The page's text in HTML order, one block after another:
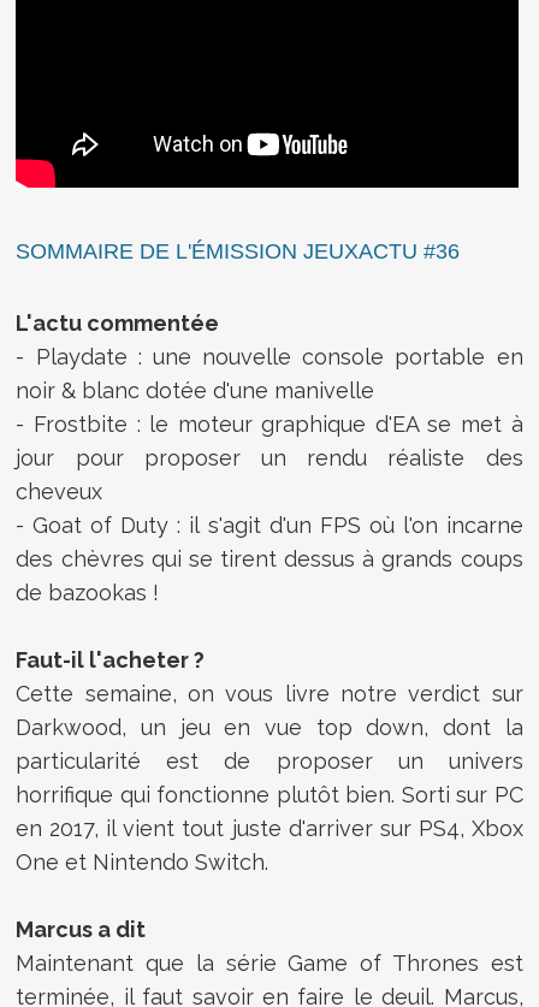
SOMMAIRE DE L'ÉMISSION JEUXACTU #36
L'actu commentée
- Playdate : une nouvelle console portable en
noir & blanc dotée d'une manivelle
- Frostbite : le moteur graphique d'EA se met à
jour pour proposer un rendu réaliste des
cheveux
- Goat of Duty : il s'agit d'un FPS où l'on incarne
des chèvres qui se tirent dessus à grands coups
de bazookas !
Faut-il l'acheter ?
Cette semaine, on vous livre notre verdict sur
Darkwood, un jeu en vue top down, dont la
particularité est de proposer un univers
horrifique qui fonctionne plutôt bien. Sorti sur PC
en 2017, il vient tout juste d'arriver sur PS4, Xbox
One et Nintendo Switch.
Marcus a dit
Maintenant que la série Game of Thrones est
terminée, il faut savoir en faire le deuil. Marcus,